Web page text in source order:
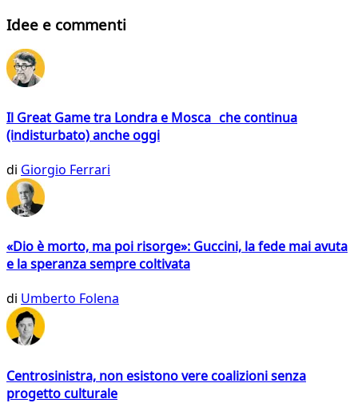
Idee e commenti
Il Great Game tra Londra e Mosca che continua
(indisturbato) anche oggi
di Giorgio Ferrari
«Dio è morto, ma poi risorge»: Guccini, la fede mai avuta
e la speranza sempre coltivata
di Umberto Folena
Centrosinistra, non esistono vere coalizioni senza
progetto culturale